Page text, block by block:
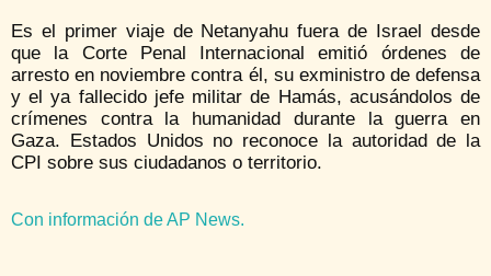
Es el primer viaje de Netanyahu fuera de Israel desde
que la Corte Penal Internacional emitió órdenes de
arresto en noviembre contra él, su exministro de defensa
y el ya fallecido jefe militar de Hamás, acusándolos de
crímenes contra la humanidad durante la guerra en
Gaza. Estados Unidos no reconoce la autoridad de la
CPI sobre sus ciudadanos o territorio.
Con información de AP News.